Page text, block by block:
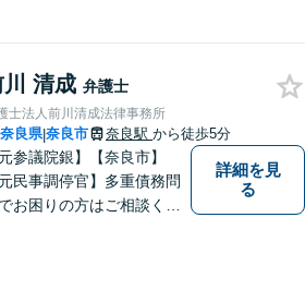
します。【夜間／休日対
】法律トラブルでお悩み
は、お気軽にご相談くだ
い。
川 清成 弁護士
士法人前川清成法律事務所
奈良県|奈良市 奈良駅 から徒歩5分
元参議院銀】【奈良市】
元民事調停官】多重債務問
お困りの方はご相談くだ
詳細を見
る